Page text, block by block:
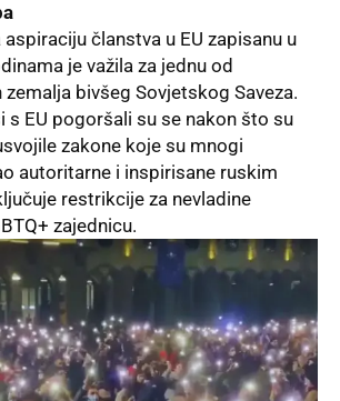
aspiraciju članstva u EU zapisanu u
je važila za jednu od
bivšeg Sovjetskog Saveza.
s EU pogoršali su se nakon što su
zakone koje su mnogi
autoritarne i inspirisane ruskim
restrikcije za nevladine
zajednicu.